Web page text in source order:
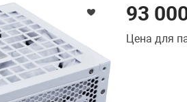
93
Цена для